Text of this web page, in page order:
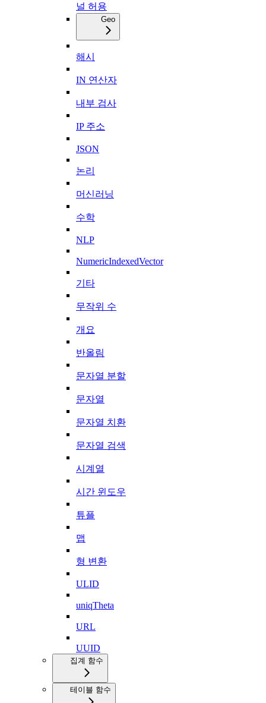
널 허용
Geo
해시
IN 연산자
내부 검사
IP 주소
JSON
논리
머신러닝
수학
NLP
NumericIndexedVector
기타
무작위 수
개요
반올림
문자열 분할
문자열
문자열 치환
문자열 검색
시계열
시간 윈도우
튜플
맵
형 변환
ULID
uniqTheta
URL
UUID
집계 함수
테이블 함수